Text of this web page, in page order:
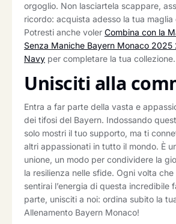
orgoglio. Non lasciartela scappare,
ricordo: acquista adesso la tua maglia
Potresti anche voler Combina con la
Senza Maniche Bayern Monaco
Navy per completare la tua collezione.
Unisciti alla
Entra a far parte della vasta e
dei tifosi del Bayern. Indossando
solo mostri il tuo supporto, ma ti
altri appassionati in tutto il mondo. È
unione, un modo per condividere la
la resilienza nelle sfide. Ogni volta che
sentirai l’energia di questa incredibile
parte, unisciti a noi: ordina subito la
Allenamento Bayern Monaco!